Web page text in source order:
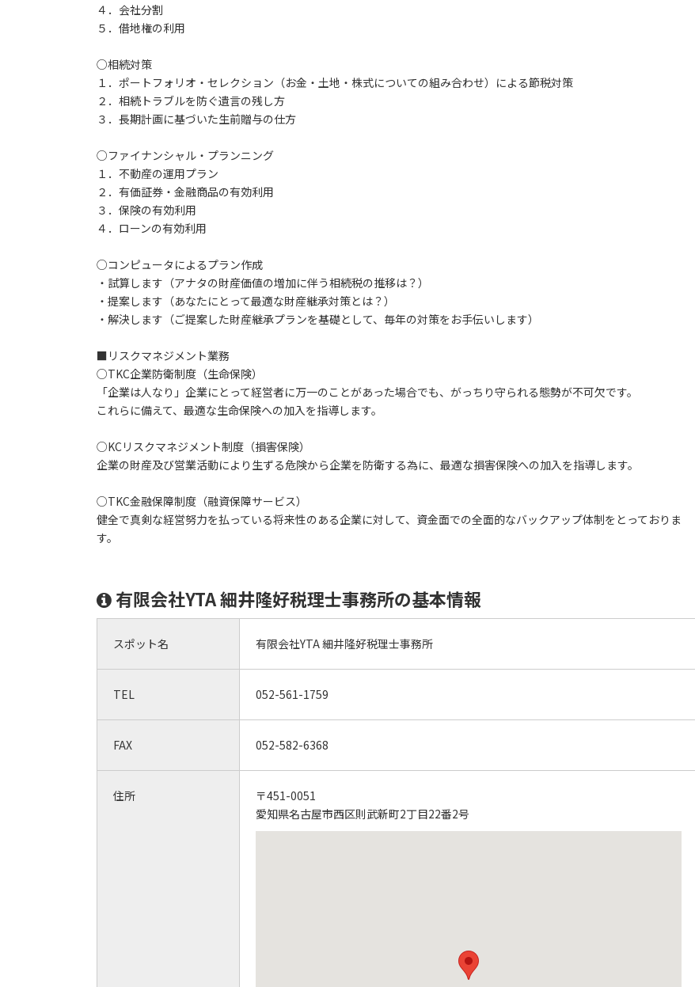
４．会社分割
５．借地権の利用
○相続対策
１．ポートフォリオ・セレクション（お金・土地・株式についての組み合わせ）による節税対策
２．相続トラブルを防ぐ遺言の残し方
３．長期計画に基づいた生前贈与の仕方
○ファイナンシャル・プランニング
１．不動産の運用プラン
２．有価証券・金融商品の有効利用
３．保険の有効利用
４．ローンの有効利用
○コンピュータによるプラン作成
・試算します（アナタの財産価値の増加に伴う相続税の推移は？）
・提案します（あなたにとって最適な財産継承対策とは？）
・解決します（ご提案した財産継承プランを基礎として、毎年の対策をお手伝いします）
■リスクマネジメント業務
○TKC企業防衛制度（生命保険）
「企業は人なり」企業にとって経営者に万一のことがあった場合でも、がっちり守られる態勢が不可欠です。
これらに備えて、最適な生命保険への加入を指導します。
○KCリスクマネジメント制度（損害保険）
企業の財産及び営業活動により生ずる危険から企業を防衛する為に、最適な損害保険への加入を指導します。
○TKC金融保障制度（融資保障サービス）
健全で真剣な経営努力を払っている将来性のある企業に対して、資金面での全面的なバックアップ体制をとっておりま
す。
有限会社YTA 細井隆好税理士事務所の基本情報
スポット名 有限会社YTA 細井隆好税理士事務所
TEL 052-561-1759
FAX 052-582-6368
住所
〒451-0051
愛知県名古屋市西区則武新町2丁目22番2号